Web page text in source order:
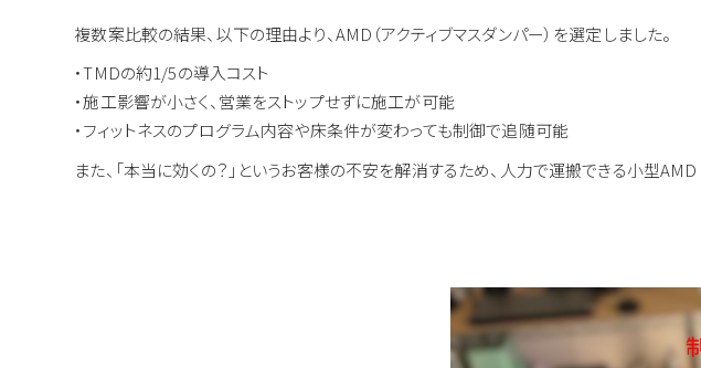
複数案比較の結果、以下の理由より、AMD（アクティブマスダンパー）を選定しました。
・TMDの約1/5の導入コスト
・施工影響が小さく、営業をストップせずに施工が可能
・フィットネスのプログラム内容や床条件が変わっても制御で追随可能
また、「本当に効くの？」というお客様の不安を解消するため、人力で運搬できる小型